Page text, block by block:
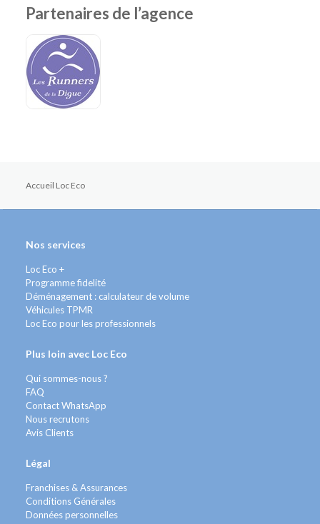
Partenaires de l’agence
Accueil Loc Eco
Nos services
Loc Eco +
Programme fidelité
Déménagement : calculateur de volume
Véhicules TPMR
Loc Eco pour les professionnels
Plus loin avec Loc Eco
Qui sommes-nous ?
FAQ
Contact WhatsApp
Nous recrutons
Avis Clients
Légal
Franchises & Assurances
Conditions Générales
Données personnelles